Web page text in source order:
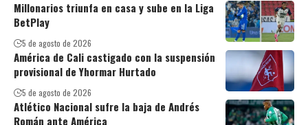
Millonarios triunfa en casa y sube en la Liga
BetPlay
5 de agosto de 2026
América de Cali castigado con la suspensión
provisional de Yhormar Hurtado
5 de agosto de 2026
Atlético Nacional sufre la baja de Andrés
Román ante América